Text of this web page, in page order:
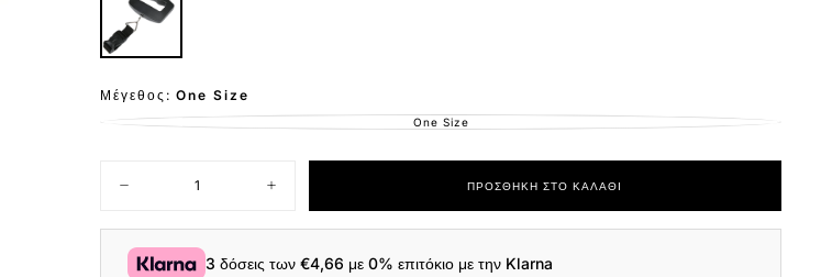
Μέγεθος: One Size
One Size
ΕΚΤΌΣ
για
Ζυγαριά
Αύξηση
ποσότητας
για
Ζυγαριά
ΠΡΟΣΘΉΚΗ ΣΤΟ ΚΑΛΆΘΙ
3 δόσεις των€4,66 με 0% επιτόκιο με την Klarna